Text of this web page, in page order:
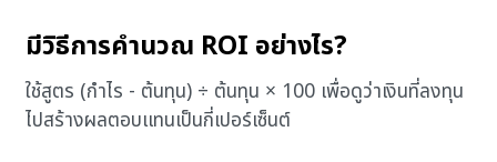
มีวิธีการคํานวณ ROI อย่างไร?
ใช้สูตร (กำไร - ต้นทุน) ÷ ต้นทุน × 100 เพื่อดูว่าเงินที่ลงทุน
ไปสร้างผลตอบแทนเป็นกี่เปอร์เซ็นต์